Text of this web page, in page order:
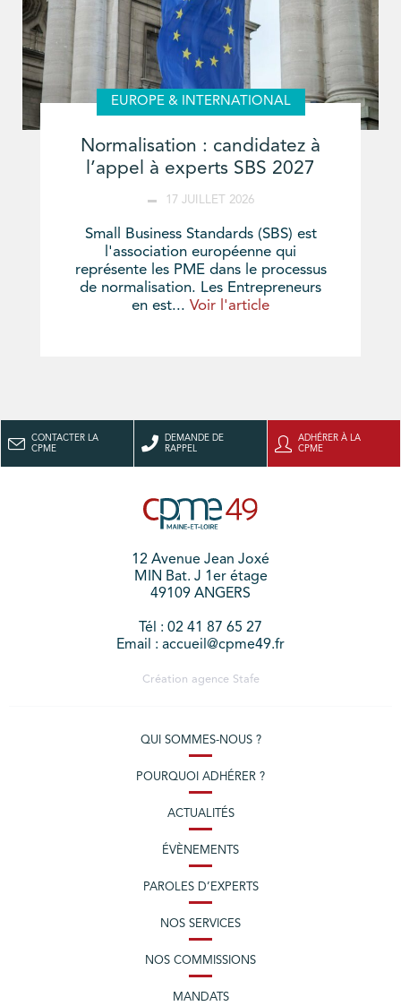
EUROPE & INTERNATIONAL
Normalisation : candidatez à
l’appel à experts SBS 2027
17 JUILLET 2026
Small Business Standards (SBS) est
l'association européenne qui
représente les PME dans le processus
de normalisation. Les Entrepreneurs
en est... Voir l'article
CONTACTER LA
CPME
DEMANDE DE
RAPPEL
ADHÉRER À LA
CPME
12 Avenue Jean Joxé
MIN Bat. J 1er étage
49109 ANGERS
Tél : 02 41 87 65 27
Email : accueil@cpme49.fr
Création agence Stafe
QUI SOMMES-NOUS ?
POURQUOI ADHÉRER ?
ACTUALITÉS
ÉVÈNEMENTS
PAROLES D’EXPERTS
NOS SERVICES
NOS COMMISSIONS
MANDATS